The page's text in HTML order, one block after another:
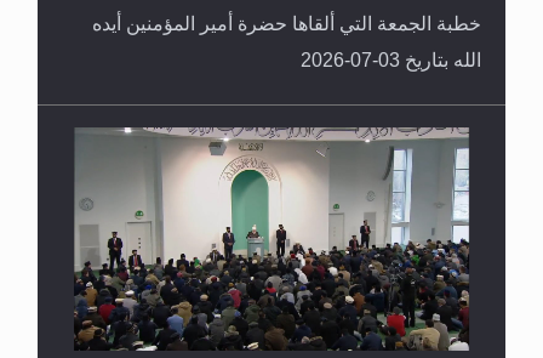
خطبة الجمعة التي ألقاها حضرة أمير المؤمنين أيده
الله بتاريخ 03-07-2026